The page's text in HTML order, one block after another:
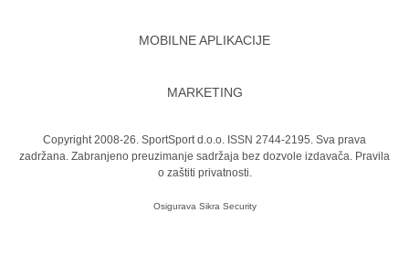
MOBILNE APLIKACIJE
MARKETING
Copyright 2008-26. SportSport d.o.o. ISSN 2744-2195. Sva prava
zadržana. Zabranjeno preuzimanje sadržaja bez dozvole izdavača. Pravila
o zaštiti privatnosti.
Osigurava Sikra Security